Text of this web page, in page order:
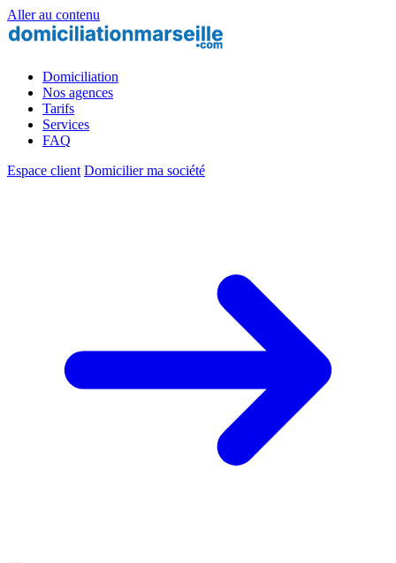
Aller au contenu
Domiciliation
Nos agences
Tarifs
Services
FAQ
Espace client Domicilier ma société